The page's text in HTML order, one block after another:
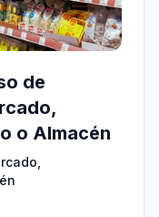
de
o Almacén